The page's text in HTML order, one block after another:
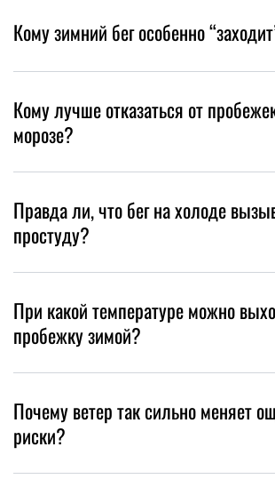
Кому зимний бег особенно
Кому лучше отказаться от
морозе?
Правда ли, что бег на холоде
простуду?
При какой температуре можно
пробежку зимой?
Почему ветер так сильно меняет
риски?